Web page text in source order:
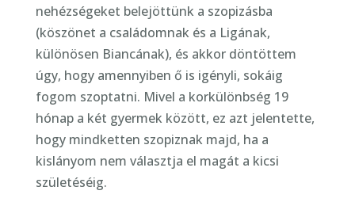
nehézségeket belejöttünk a szopizásba
(köszönet a családomnak és a Ligának,
különösen Biancának), és akkor döntöttem
úgy, hogy amennyiben ő is igényli, sokáig
fogom szoptatni. Mivel a korkülönbség 19
hónap a két gyermek között, ez azt jelentette,
hogy mindketten szopiznak majd, ha a
kislányom nem választja el magát a kicsi
születéséig.